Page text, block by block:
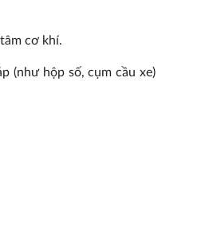
cơ khí.
(như hộp số, cụm cầu xe)